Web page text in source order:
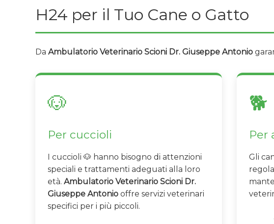
H24 per il Tuo Cane o Gatto
Da Ambulatorio Veterinario Scioni Dr. Giuseppe Antonio
🐶
Per cuccioli
I cuccioli 🐶 hanno bisogno di attenzioni
speciali e trattamenti adeguati alla loro
età. Ambulatorio Veterinario Scioni Dr.
Giuseppe Antonio offre servizi veterinari
specifici per i più piccoli.
🐕
Per
Gli